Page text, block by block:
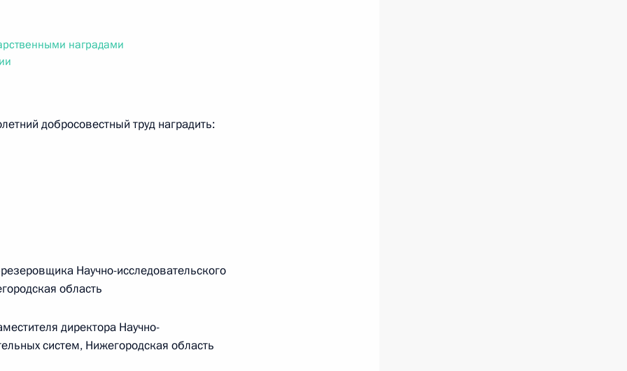
«О присяжных заседателях федеральных судов общей
наградами
добросовестный труд наградить:
Научно-исследовательского
область
директора Научно-
систем, Нижегородская область